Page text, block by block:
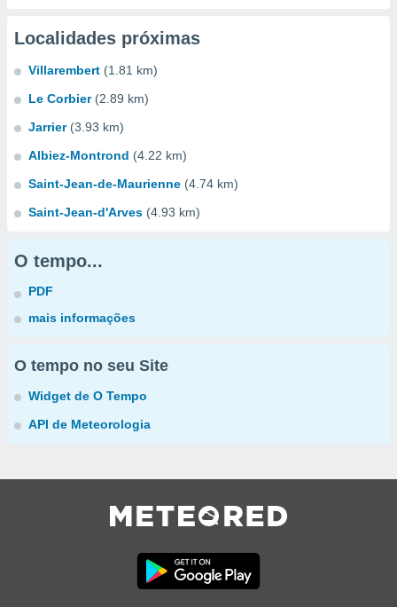
Localidades próximas
Villarembert (1.81 km)
Le Corbier (2.89 km)
Jarrier (3.93 km)
Albiez-Montrond (4.22 km)
Saint-Jean-de-Maurienne (4.74 km)
Saint-Jean-d'Arves (4.93 km)
O tempo...
PDF
mais informações
O tempo no seu Site
Widget de O Tempo
API de Meteorologia